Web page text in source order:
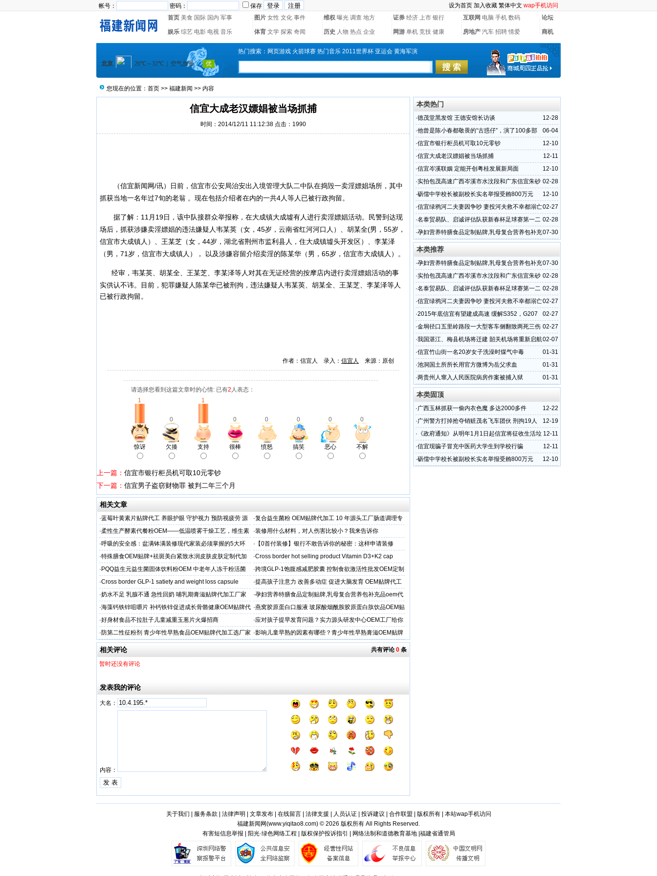
帐号： 密码： 保存 设为首页 加入收藏 繁体中文 wap手机访问
首页 美食 国际 国内 军事 图片 女性 文化 事件 维权 曝光 调查 地方 证券 经济 上市 银行 互联网 电脑 手机 数码 论坛
娱乐 综艺 电影 电视 音乐 体育 文学 探索 奇闻 历史 人物 热点 企业 网游 单机 竞技 健康 房地产 汽车 招聘 情爱 商机
热门搜索： 网页游戏 火箭球赛 热门音乐 2011世界杯 亚运会 黄海军演
您现在的位置： 首页 >> 福建新闻 >> 内容
信宜大成老汉嫖娼被当场抓捕
时间：2014/12/11 11:12:38 点击：1990
（信宜新闻网/讯）日前，信宜市公安局治安出入境管理大队二中队在捣毁一卖淫嫖娼场所，其中
抓获当地一名年过7旬的老翁 。现在包括介绍者在内的一共4人等人已被行政拘留。
据了解：11月19日，该中队接群众举报称，在大成镇大成墟有人进行卖淫嫖娼活动。民警到达现
场后，抓获涉嫌卖淫嫖娼的违法嫌疑人韦某英（女，45岁，云南省红河河口人）、胡某全(男，55岁，
信宜市大成镇人）、王某芝（女，44岁，湖北省荆州市监利县人，住大成镇墟头开发区）、李某泽
（男，71岁，信宜市大成镇人）， 以及涉嫌容留介绍卖淫的陈某华（男，65岁，信宜市大成镇人）。
经审，韦某英、胡某全、王某芝、李某泽等人对其在无证经营的按摩店内进行卖淫嫖娼活动的事
实供认不讳。
目前，犯罪嫌疑人陈某华已被刑拘，违法嫌疑人韦某英、胡某全、王某芝、李某泽等人
已被行政拘留。
作者：信宜人 录入： 信宜人 来源：原创
请选择您看到这篇文章时的心情: 已有2 人表态：
1
0
1
0 0 0 0 0
惊讶 欠揍 支持 很棒 愤怒 搞笑 恶心 不解
上一篇： 信宜市银行柜员机可取10元零钞
下一篇： 信宜男子盗窃财物罪 被判二年三个月
相关文章
·蓝莓叶黄素片贴牌代工 养眼护眼 守护视力 预防视疲劳 源
头直供
·复合益生菌粉 OEM贴牌代加工 10 年源头工厂肠道调理专
业制造商
·柔性生产酵素代餐粉OEM——低温喷雾干燥工艺，维生素
C保留率≥95%
·装修用什么材料，对人伤害比较小？我来告诉你
·呼吸的安全感：盆满钵满装修现代家装必须掌握的5大环
保准则
· 【0首付装修】银行不敢告诉你的秘密：这样申请装修
贷，月供少还30%！
·特殊膳食OEM贴牌+祛斑美白紧致水润皮肤皮肤定制代加
工厂家
·Cross border hot selling product Vitamin D3+K2 cap
· PQQ益生元益生菌固体饮料粉OEM 中老年人冻干粉活菌
粉贴牌代加工
·跨境GLP-1饱腹感减肥胶囊 控制食欲激活性批发OEM定制
·Cross border GLP-1 satiety and weight loss capsule ·提高孩子注意力 改善多动症 促进大脑发育 OEM贴牌代工
·奶水不足 乳腺不通 急性回奶 哺乳期膏滋贴牌代加工厂家 ·孕妇营养特膳食品定制贴牌,乳母复合营养包补充品oem代
工厂
·海藻钙铁锌咀嚼片 补钙铁锌促进成长骨骼健康OEM贴牌代
加工
·燕窝胶原蛋白口服液 玻尿酸烟酰胺胶原蛋白肽饮品OEM贴
牌
·好身材食品不拉肚子儿童减重玉葱片火爆招商 ·应对孩子提早发育问题？实力源头研发中心OEM工厂给你
答案
·防第二性征粉剂 青少年性早熟食品OEM贴牌代加工选厂家 ·影响儿童早熟的因素有哪些？青少年性早熟膏滋OEM贴牌
代工厂
共有评论0 条
相关评论
暂时还没有评论
发表我的评论
大名：
内容：
本类热门
12-28
·德茂堂黑发馆 王德安馆长访谈
06-04
·他曾是陈小春都敬畏的“古惑仔”，演了100多部
风月片，如今没人认识
12-10
·信宜市银行柜员机可取10元零钞
12-11
·信宜大成老汉嫖娼被当场抓捕
12-10
·信宜岑溪联姻 定能开创粤桂发展新局面
02-28
·实拍包茂高速广西岑溪市水汶段和广东信宜朱砂
段的现状
12-10
·砺儒中学校长被副校长实名举报受贿800万元
02-27
·信宜绿鸦河二夫妻因争吵 妻投河夫救不幸都溺亡
02-28
·名泰贸易队、启诚评估队获新春杯足球赛第一二
名
07-30
·孕妇营养特膳食品定制贴牌,乳母复合营养包补充
品oem代工厂
本类推荐
07-30
·孕妇营养特膳食品定制贴牌,乳母复合营养包补充
品oem代工厂
02-28
·实拍包茂高速广西岑溪市水汶段和广东信宜朱砂
段的现状
02-28
·名泰贸易队、启诚评估队获新春杯足球赛第一二
名
02-27
·信宜绿鸦河二夫妻因争吵 妻投河夫救不幸都溺亡
02-27
·2015年底信宜有望建成高速 缓解S352，G207
的交通压
02-27
·金垌径口五里岭路段一大型客车侧翻致两死三伤
02-07
·我国湛江、梅县机场将迁建 韶关机场将重新启航
01-31
·信宜竹山街一名20岁女子洗澡时煤气中毒
01-31
·池洞国土所所长用官方微博为岳父求血
01-31
·两贵州人窜入人民医院病房作案被捕入狱
本类固顶
12-22
·广西玉林抓获一偷内衣色魔 多达2000多件
12-19
·广州警方打掉抢夺销赃茂名飞车团伙 刑拘19人
12-11
· 《政府通知》从明年1月1日起信宜将征收生活垃
圾处理费
12-11
·信宜现骗子冒充中医药大学生到学校行骗
12-10
·砺儒中学校长被副校长实名举报受贿800万元
关于我们 服务条款 法律声明 文章发布| 在线留言| 法律支援 人员认证| 投诉建议 合作联盟 版权所有| 本站wap手机访问
福建新闻网(www.yiqitao8.com) © 2026 版权所有 All Rights Reserved.
有害短信息举报 | 阳光·绿色网络工程 | 版权保护投诉指引 | 网络法制和道德教育基地 |福建省通管局